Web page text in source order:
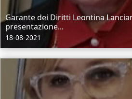
Garante dei Diritti Leontina
presentazione...
18-08-2021